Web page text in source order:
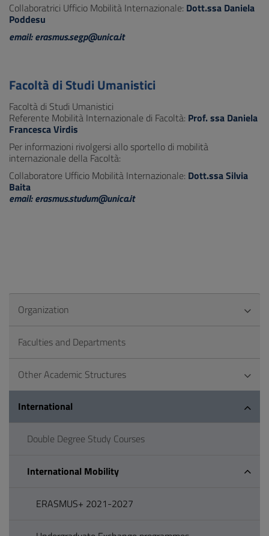
Collaboratrici Ufficio Mobilità Internazionale: Dott.ssa Daniela
Poddesu
email: erasmus.segp@unica.it
Facoltà di Studi Umanistici
Facoltà di Studi Umanistici
Referente Mobilità Internazionale di Facoltà: Prof. ssa Daniela
Francesca Virdis
Per informazioni rivolgersi allo sportello di mobilità
internazionale della Facoltà:
Collaboratore Ufficio Mobilità Internazionale: Dott.ssa Silvia
Baita
email: erasmus.studum@unica.it
Organization
Faculties and Departments
Other Academic Structures
International
Double Degree Study Courses
International Mobility
ERASMUS+ 2021-2027